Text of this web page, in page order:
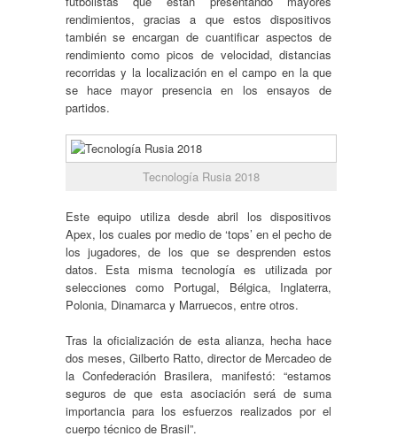
rendimientos, gracias a que estos dispositivos
también se encargan de cuantificar aspectos de
rendimiento como picos de velocidad, distancias
recorridas y la localización en el campo en la que
se hace mayor presencia en los ensayos de
partidos.
Tecnología Rusia 2018
Este equipo utiliza desde abril los dispositivos
Apex, los cuales por medio de ‘tops’ en el pecho de
los jugadores, de los que se desprenden estos
datos. Esta misma tecnología es utilizada por
selecciones como Portugal, Bélgica, Inglaterra,
Polonia, Dinamarca y Marruecos, entre otros.
Tras la oficialización de esta alianza, hecha hace
dos meses, Gilberto Ratto, director de Mercadeo de
la Confederación Brasilera, manifestó: “estamos
seguros de que esta asociación será de suma
importancia para los esfuerzos realizados por el
cuerpo técnico de Brasil”.